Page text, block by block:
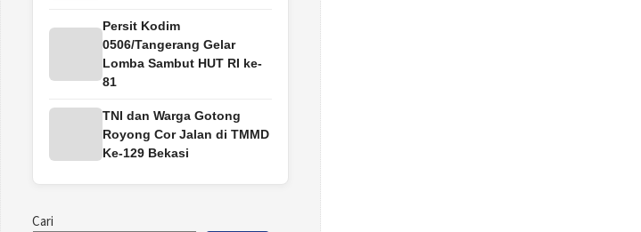
Persit Kodim
0506/Tangerang Gelar
Lomba Sambut HUT RI ke-
81
TNI dan Warga Gotong
Royong Cor Jalan di TMMD
Ke-129 Bekasi
Cari